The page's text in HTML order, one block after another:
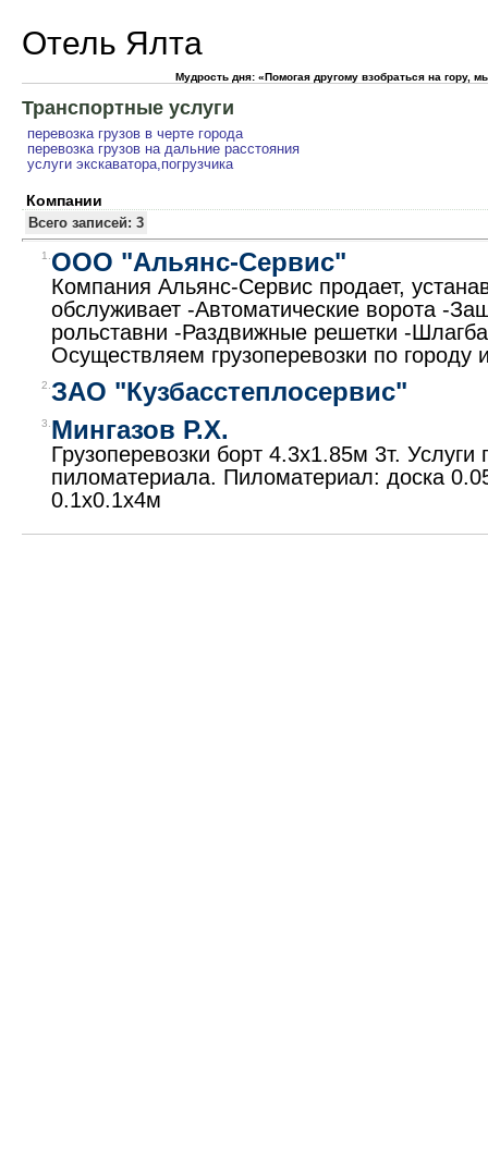
Отель Ялта
Мудрость дня: «Помогая другому взобраться на гору,
Транспортные услуги
перевозка грузов в черте города
перевозка грузов на дальние расстояния
услуги экскаватора,погрузчика
Компании
Всего записей: 3
1.ООО "Альянс-Сервис"
Компания Альянс-Сервис продает,
обслуживает -Автоматические ворота -
рольставни -Раздвижные решетки -
Осуществляем грузоперевозки по городу
2.ЗАО "Кузбасстеплосервис"
3.Мингазов Р.Х.
Грузоперевозки борт 4.3x1.85м 3т. Услуги
пиломатериала. Пиломатериал: доска
0.1x0.1x4м